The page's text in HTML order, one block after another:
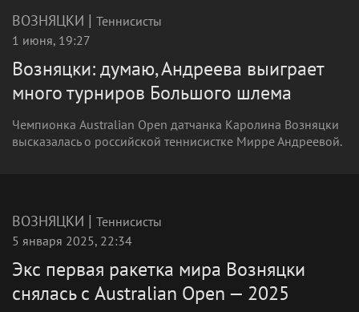
ВОЗНЯЦКИ | Теннисисты
1 июня, 19:27
Возняцки: думаю, Андреева выиграет
много турниров Большого шлема
Чемпионка Australian Open датчанка Каролина Возняцки
высказалась о российской теннисистке Мирре Андреевой.
ВОЗНЯЦКИ | Теннисисты
5 января 2025, 22:34
Экс первая ракетка мира Возняцки
снялась с Australian Open — 2025